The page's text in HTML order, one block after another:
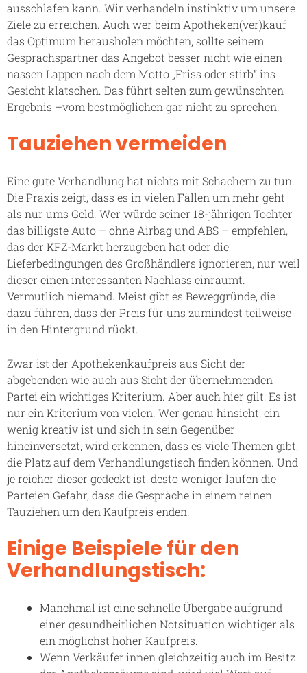
ausschlafen kann. Wir verhandeln instinktiv um unsere
Ziele zu erreichen. Auch wer beim Apotheken(ver)kauf
das Optimum herausholen möchten, sollte seinem
Gesprächspartner das Angebot besser nicht wie einen
nassen Lappen nach dem Motto „Friss oder stirb“ ins
Gesicht klatschen. Das führt selten zum gewünschten
Ergebnis –vom bestmöglichen gar nicht zu sprechen.
Tauziehen vermeiden
Eine gute Verhandlung hat nichts mit Schachern zu tun.
Die Praxis zeigt, dass es in vielen Fällen um mehr geht
als nur ums Geld. Wer würde seiner 18-jährigen Tochter
das billigste Auto – ohne Airbag und ABS – empfehlen,
das der KFZ-Markt herzugeben hat oder die
Lieferbedingungen des Großhändlers ignorieren, nur weil
dieser einen interessanten Nachlass einräumt.
Vermutlich niemand. Meist gibt es Beweggründe, die
dazu führen, dass der Preis für uns zumindest teilweise
in den Hintergrund rückt.
Zwar ist der Apothekenkaufpreis aus Sicht der
abgebenden wie auch aus Sicht der übernehmenden
Partei ein wichtiges Kriterium. Aber auch hier gilt: Es ist
nur ein Kriterium von vielen. Wer genau hinsieht, ein
wenig kreativ ist und sich in sein Gegenüber
hineinversetzt, wird erkennen, dass es viele Themen gibt,
die Platz auf dem Verhandlungstisch finden können. Und
je reicher dieser gedeckt ist, desto weniger laufen die
Parteien Gefahr, dass die Gespräche in einem reinen
Tauziehen um den Kaufpreis enden.
Einige Beispiele für den
Verhandlungstisch:
Manchmal ist eine schnelle Übergabe aufgrund
einer gesundheitlichen Notsituation wichtiger als
ein möglichst hoher Kaufpreis.
Wenn Verkäufer:innen gleichzeitig auch im Besitz